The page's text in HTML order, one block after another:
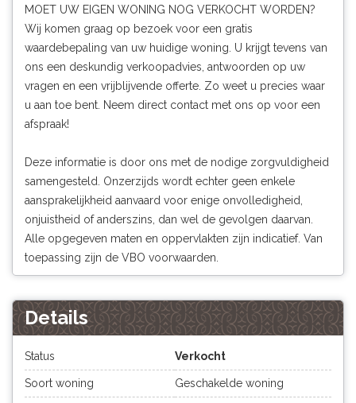
MOET UW EIGEN WONING NOG VERKOCHT WORDEN?
Wij komen graag op bezoek voor een gratis
waardebepaling van uw huidige woning. U krijgt tevens van
ons een deskundig verkoopadvies, antwoorden op uw
vragen en een vrijblijvende offerte. Zo weet u precies waar
u aan toe bent. Neem direct contact met ons op voor een
afspraak!
Deze informatie is door ons met de nodige zorgvuldigheid
samengesteld. Onzerzijds wordt echter geen enkele
aansprakelijkheid aanvaard voor enige onvolledigheid,
onjuistheid of anderszins, dan wel de gevolgen daarvan.
Alle opgegeven maten en oppervlakten zijn indicatief. Van
toepassing zijn de VBO voorwaarden.
Details
Status Verkocht
Soort woning Geschakelde woning